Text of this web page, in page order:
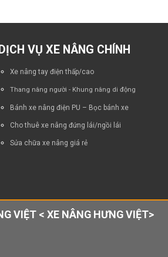
DỊCH VỤ XE NÂNG CHÍNH
Xe nâng tay điện thấp/cao
Thang nâng người - Khung nâng di động
Bánh xe nâng điện PU – Bọc bánh xe
Cho thuê xe nâng đứng lái/ngồi lái
Sửa chữa xe nâng giá rẻ
VIỆT < XE NÂNG HƯNG VIỆT>